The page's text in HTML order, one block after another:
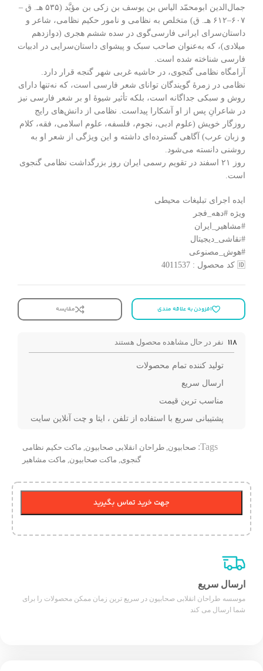
جمال‌الدین ابومحمّد الیاس بن یوسف بن زکی بن مؤیَّد (۵۳۵ هـ. ق –
۶۰۷–۶۱۲ هـ. ق) متخلص به نظامی و نامور حکیم نظامی، شاعر و
داستان‌سرای ایرانی فارسی‌گوی در سده ششم هجری (دوازدهم
میلادی)، که به‌عنوان صاحب سبک و پیشوای داستان‌سرایی در ادبیات
فارسی شناخته شده است.
آرامگاه نظامی گنجوی، در حاشیه غربی شهر گنجه قرار دارد.
نظامی در زمرهٔ گویندگان توانای شعر فارسی است، که نه‌تنها دارای
روش و سبکی جداگانه است، بلکه تأثیر شیوهٔ او بر شعر فارسی نیز
در شاعرانِ پس از او آشکارا پیداست. نظامی از دانش‌های رایج
روزگار خویش (علوم ادبی، نجوم، فلسفه، علوم اسلامی، فقه، کلام
و زبان عرب) آگاهی گسترده‌ای داشته و این ویژگی از شعر او به
روشنی دانسته می‌شود.
روز ۲۱ اسفند در تقویم رسمی ایران روز بزرگداشت نظامی گنجوی
است.
ایده اجرای تبلیغات محیطی
ویژه #دهه_فجر
#مشاهیر_ایران
#نقاشی_دیجیتال
#هوش_مصنوعی
🆔 کد محصول : 4011537
افزودن به علاقه مندی مقایسه
118 نفر در حال مشاهده محصول هستند
تولید کننده تمام محصولات
ارسال سریع
مناسب ترین قیمت
پشتیبانی سریع با استفاده از تلفن ، ایتا و چت آنلاین سایت
Tags: صحابیون, طراحان انقلابی صحابیون, ماکت حکیم نظامی
گنجوی, ماکت صحابیون, ماکت مشاهیر
جهت خرید تماس بگیرید
ارسال سریع
موسسه طراحان انقلابی صحابیون در سریع ترین زمان ممکن محصولات را برای
شما ارسال می کند